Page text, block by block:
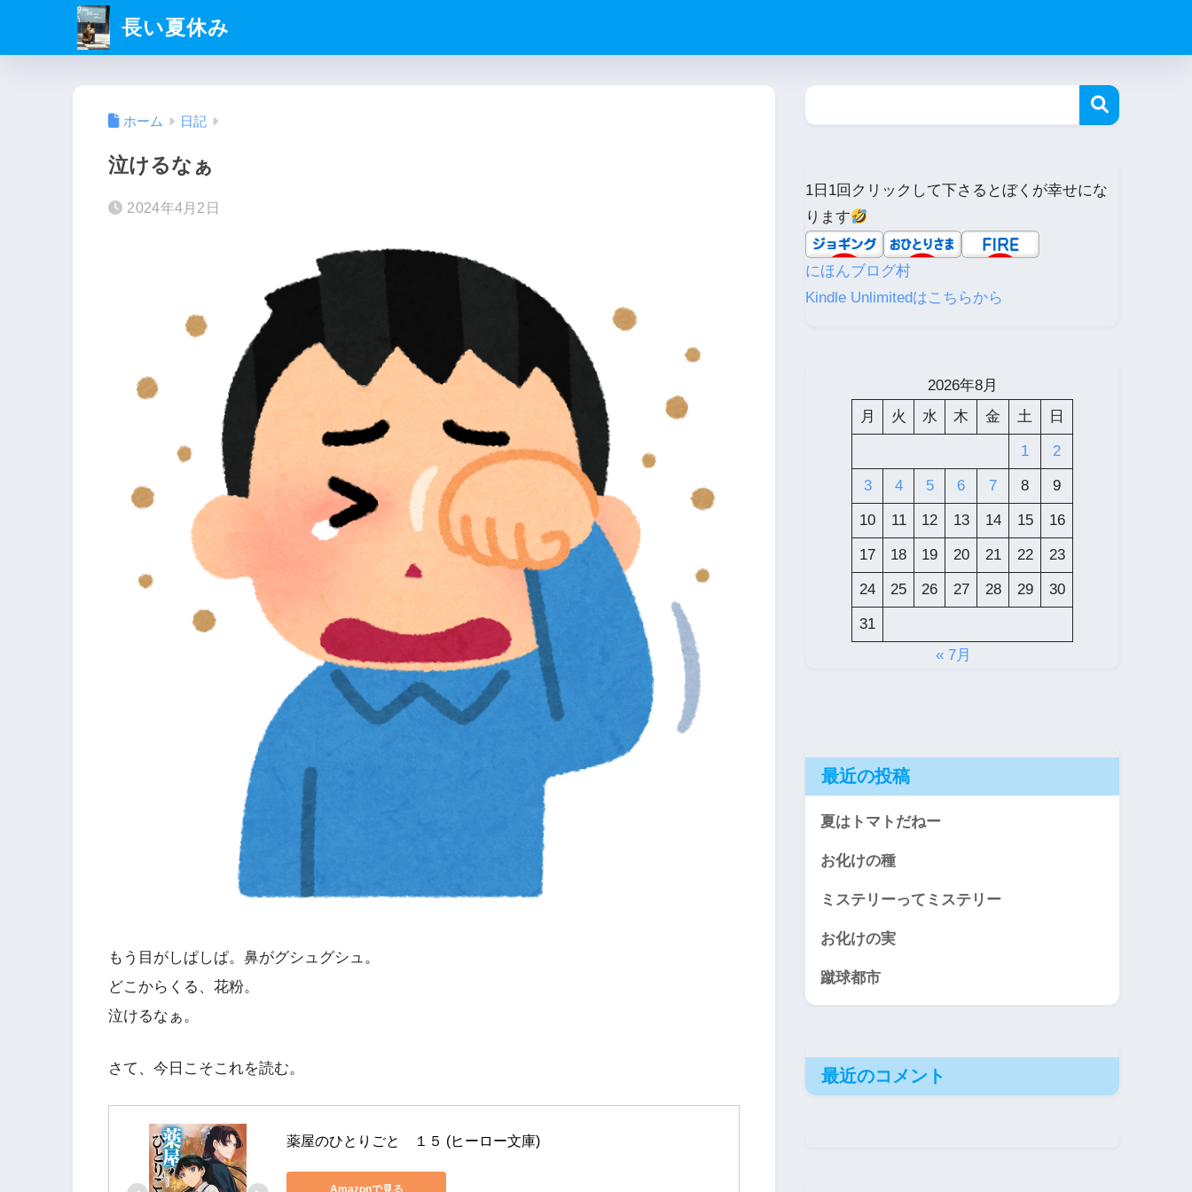
長い夏休み
ホーム 日記
泣けるなぁ
2024年4月2日
もう目がしぱしぱ。鼻がグシュグシュ。
どこからくる、花粉。
泣けるなぁ。
さて、今日こそこれを読む。
薬屋のひとりごと　１５ (ヒーロー文庫)
Amazonで見る
1日1回クリックして下さるとぼくが幸せにな
ります
にほんブログ村
Kindle Unlimitedはこちらから
2026年8月
月
火 水 木 金 土 日
1 2
3 4 5 6 7 8 9
10 11 12 13 14 15 16
17 18 19 20 21 22 23
24 25 26 27 28 29 30
31
« 7月
最近の投稿
夏はトマトだねー
お化けの種
ミステリーってミステリー
お化けの実
蹴球都市
最近のコメント